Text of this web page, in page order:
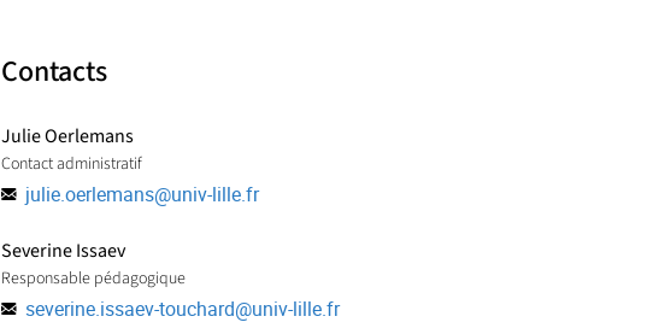
Contacts
Julie Oerlemans
Contact administratif
julie.oerlemans@univ-lille.fr
Severine Issaev
Responsable pédagogique
severine.issaev-touchard@univ-lille.fr